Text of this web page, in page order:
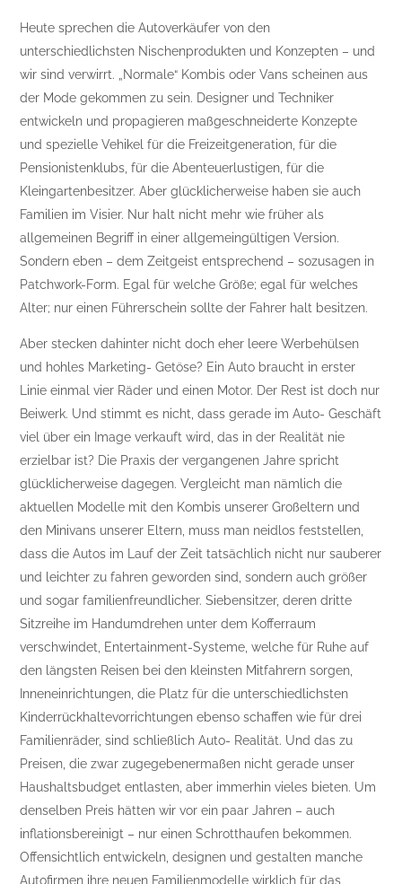
Heute sprechen die Autoverkäufer von den
unterschiedlichsten Nischenprodukten und Konzepten – und
wir sind verwirrt. „Normale“ Kombis oder Vans scheinen aus
der Mode gekommen zu sein. Designer und Techniker
entwickeln und propagieren maßgeschneiderte Konzepte
und spezielle Vehikel für die Freizeitgeneration, für die
Pensionistenklubs, für die Abenteuerlustigen, für die
Kleingartenbesitzer. Aber glücklicherweise haben sie auch
Familien im Visier. Nur halt nicht mehr wie früher als
allgemeinen Begriff in einer allgemeingültigen Version.
Sondern eben – dem Zeitgeist entsprechend – sozusagen in
Patchwork-Form. Egal für welche Größe; egal für welches
Alter; nur einen Führerschein sollte der Fahrer halt besitzen.
Aber stecken dahinter nicht doch eher leere Werbehülsen
und hohles Marketing- Getöse? Ein Auto braucht in erster
Linie einmal vier Räder und einen Motor. Der Rest ist doch nur
Beiwerk. Und stimmt es nicht, dass gerade im Auto- Geschäft
viel über ein Image verkauft wird, das in der Realität nie
erzielbar ist? Die Praxis der vergangenen Jahre spricht
glücklicherweise dagegen. Vergleicht man nämlich die
aktuellen Modelle mit den Kombis unserer Großeltern und
den Minivans unserer Eltern, muss man neidlos feststellen,
dass die Autos im Lauf der Zeit tatsächlich nicht nur sauberer
und leichter zu fahren geworden sind, sondern auch größer
und sogar familienfreundlicher. Siebensitzer, deren dritte
Sitzreihe im Handumdrehen unter dem Kofferraum
verschwindet, Entertainment-Systeme, welche für Ruhe auf
den längsten Reisen bei den kleinsten Mitfahrern sorgen,
Inneneinrichtungen, die Platz für die unterschiedlichsten
Kinderrückhaltevorrichtungen ebenso schaffen wie für drei
Familienräder, sind schließlich Auto- Realität. Und das zu
Preisen, die zwar zugegebenermaßen nicht gerade unser
Haushaltsbudget entlasten, aber immerhin vieles bieten. Um
denselben Preis hätten wir vor ein paar Jahren – auch
inflationsbereinigt – nur einen Schrotthaufen bekommen.
Offensichtlich entwickeln, designen und gestalten manche
Autofirmen ihre neuen Familienmodelle wirklich für das